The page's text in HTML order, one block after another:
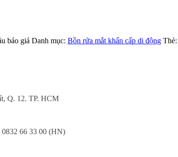
báo giá Danh mục: Bồn rửa mắt khẩn cấp di động Thẻ:
Q. 12. TP. HCM
66 33 00 (HN)